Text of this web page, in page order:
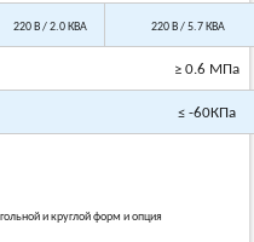
220 В / 2.0 КВА 220 В / 5.7 КВА
≥ 0.6 МПа
≤ -60КПа
и круглой форм и опция